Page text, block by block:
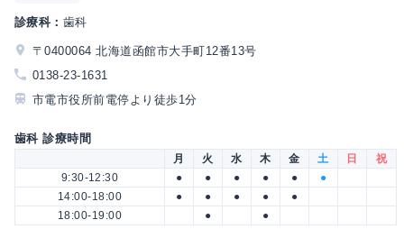
診療科： 歯科
〒0400064 北海道函館市大手町12番13号
0138-23-1631
市電市役所前電停より徒歩1分
歯科 診療時間
月 火 水 木 金 土 日
祝
9:30-12:30
● ● ● ● ●
●
14:00-18:00
● ● ● ●
●
18:00-19:00
● ●